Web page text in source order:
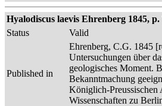
Hyalodiscus laevis Ehrenberg 1845, p.
Status
Valid
Published in
Ehrenberg, C.G. 1845
Untersuchungen über
geologisches Moment.
Bekanntmachung
Königlich-Preussischen
Wissenschaften zu